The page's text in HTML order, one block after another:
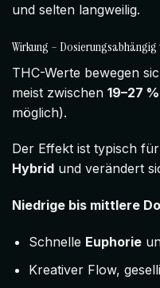
und selten langweilig.
Wirkung –
THC-Werte bewegen
meist zwischen 19–27 %
möglich).
Der Effekt ist typisch
Hybrid und verändert
Niedrige bis mittlere
Schnelle Euphorie
Kreativer Flow,